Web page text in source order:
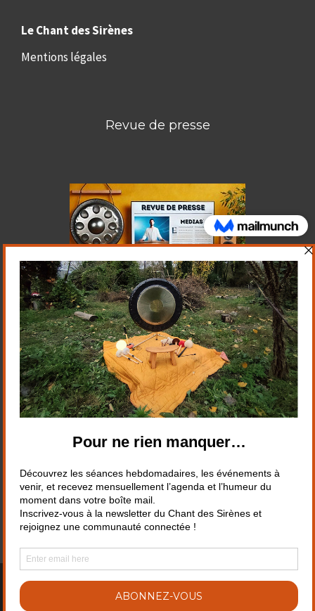
Le Chant des Sirènes
Mentions légales
Revue de presse
Suivez-nous sur les réseaux
© Le chant des Sirènes - CréationPieds de hobbit